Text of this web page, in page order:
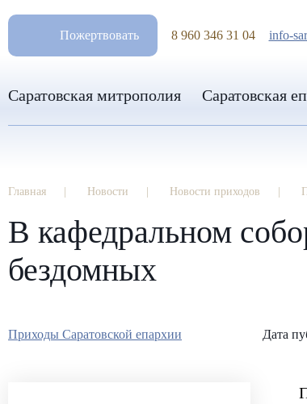
Пожертвовать 8 960 346 31 04 info-
Саратовская митрополия Саратовская
Главная Новости Новости приходов
В кафедральном
бездомных
Приходы Саратовской епархии Дата